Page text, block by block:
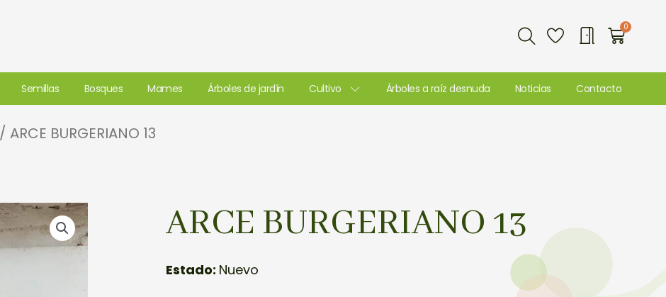
Buscar 0
Semillas Bosques Mames Árboles de jardín Cultivo Árboles a raíz desnuda Noticias Contacto
/ ARCE BURGERIANO 13
ARCE BURGERIANO 13
Estado: Nuevo